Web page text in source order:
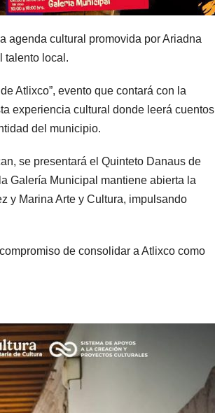
agenda cultural promovida por Ariadna
talento local.
Atlixco”, evento que contará con la
experiencia cultural donde leerá cuentos
del municipio.
se presentará el Quinteto Danaus de
Galería Municipal mantiene abierta la
y Marina Arte y Cultura, impulsando
de consolidar a Atlixco como